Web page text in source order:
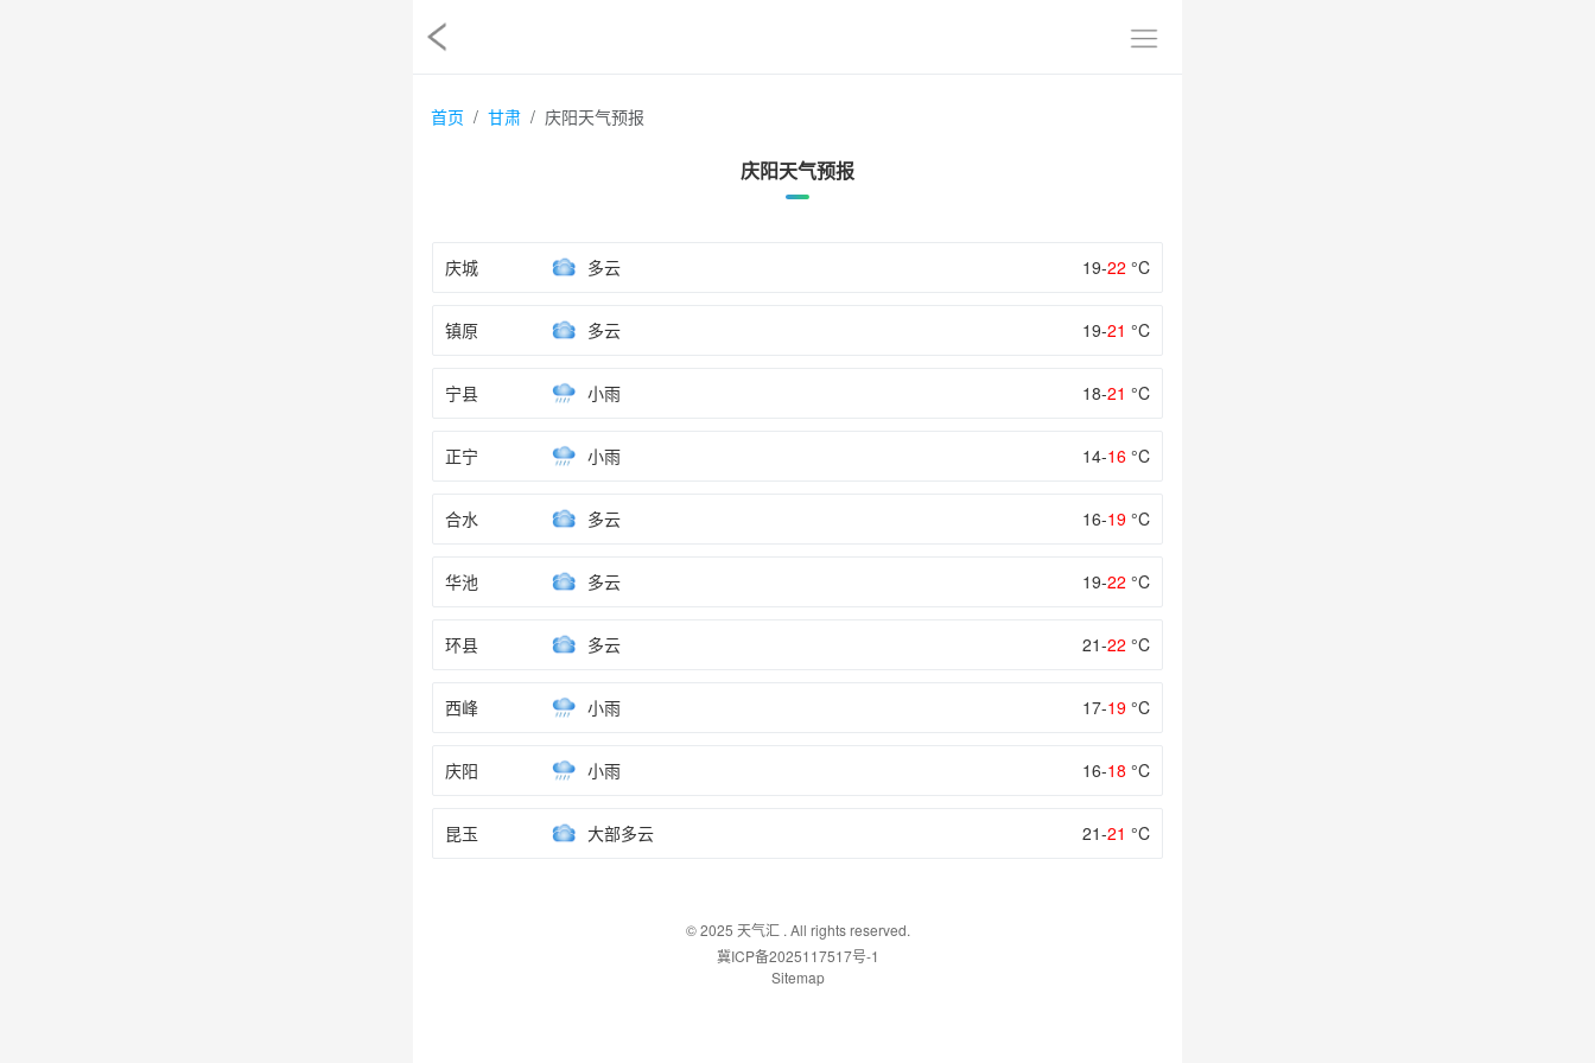
首页 甘肃 庆阳天气预报
庆阳天气预报
庆城 多云 19-22 °C
镇原 多云 19-21 °C
宁县 小雨 18-21 °C
正宁 小雨 14-16 °C
合水 多云 16-19 °C
华池 多云 19-22 °C
环县 多云 21-22 °C
西峰 小雨 17-19 °C
庆阳 小雨 16-18 °C
昆玉 大部多云 21-21 °C
© 2025 天气汇. All rights reserved.
冀ICP备2025117517号-1
Sitemap